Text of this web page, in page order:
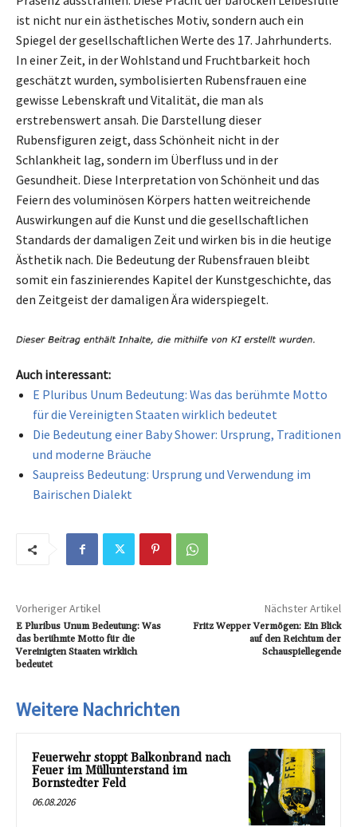
ist nicht nur ein ästhetisches Motiv, sondern auch ein
Spiegel der gesellschaftlichen Werte des 17. Jahrhunderts.
In einer Zeit, in der Wohlstand und Fruchtbarkeit hoch
geschätzt wurden, symbolisierten Rubensfrauen eine
gewisse Lebenskraft und Vitalität, die man als
erstrebenswert ansah. Die Darstellung dieser
Rubensfiguren zeigt, dass Schönheit nicht in der
Schlankheit lag, sondern im Überfluss und in der
Gesundheit. Diese Interpretation von Schönheit und das
Feiern des voluminösen Körpers hatten weitreichende
Auswirkungen auf die Kunst und die gesellschaftlichen
Standards der damaligen Zeit und wirken bis in die heutige
Ästhetik nach. Die Bedeutung der Rubensfrauen bleibt
somit ein faszinierendes Kapitel der Kunstgeschichte, das
den Zeitgeist der damaligen Ära widerspiegelt.
Auch interessant:
E Pluribus Unum Bedeutung: Was das berühmte Motto
für die Vereinigten Staaten wirklich bedeutet
Die Bedeutung einer Baby Shower: Ursprung, Traditionen
und moderne Bräuche
Saupreiss Bedeutung: Ursprung und Verwendung im
Bairischen Dialekt
Vorheriger Artikel
E Pluribus Unum Bedeutung: Was
das berühmte Motto für die
Vereinigten Staaten wirklich
bedeutet
Nächster Artikel
Fritz Wepper Vermögen: Ein Blick
auf den Reichtum der
Schauspiellegende
Weitere Nachrichten
Feuerwehr stoppt Balkonbrand nach
Feuer im Müllunterstand im
Bornstedter Feld
06.08.2026